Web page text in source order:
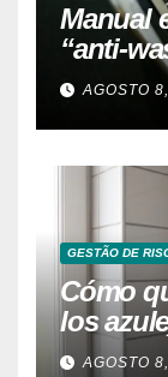
Manual
“anti-
AGOSTO
GESTÃO DE
Cómo
los
caseros
AGOSTO